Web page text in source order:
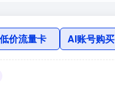
低价流量卡 AI账号购买